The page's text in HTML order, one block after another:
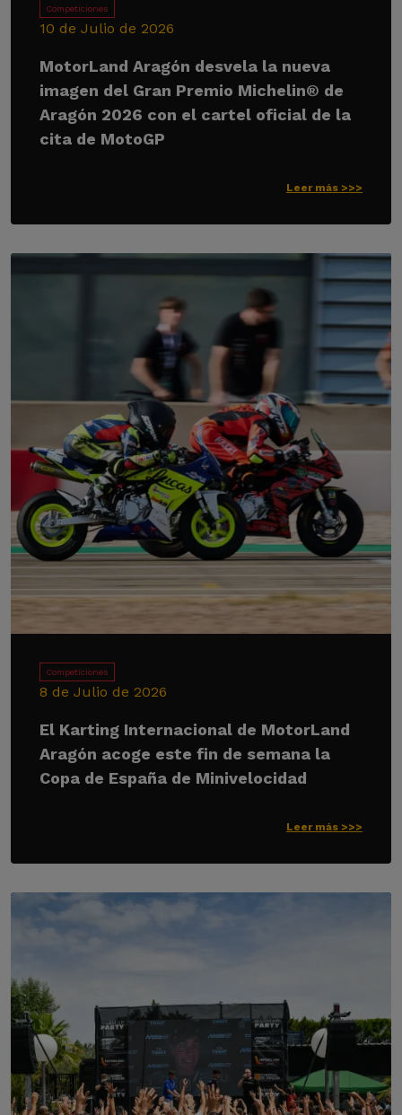
Competiciones
10 de Julio de 2026
MotorLand Aragón desvela la nueva
imagen del Gran Premio Michelin® de
Aragón 2026 con el cartel oficial de la
cita de MotoGP
Leer más >>>
Competiciones
8 de Julio de 2026
El Karting Internacional de MotorLand
Aragón acoge este fin de semana la
Copa de España de Minivelocidad
Leer más >>>